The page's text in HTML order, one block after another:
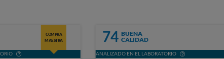
COMPRA
MAESTRA
74 BUENA
CALIDAD
ANALIZADO EN EL LABORATORIO